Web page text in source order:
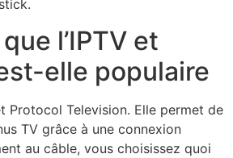
l’IPTV et
elle populaire
Protocol Television. Elle permet de
TV grâce à une connexion
au câble, vous choisissez quoi